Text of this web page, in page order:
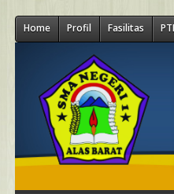
Home Profil Fasilitas